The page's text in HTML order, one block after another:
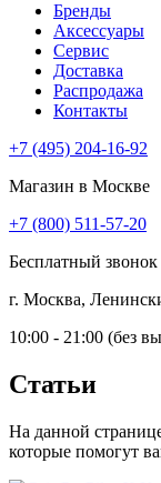
Бренды
Аксессуары
Сервис
Доставка
Распродажа
Контакты
+7 (495) 204-16-92
Магазин в Москве
+7 (800) 511-57-20
Бесплатный звонок
г. Москва,
10:00 - 21:00 (без
Статьи
На данной
которые помогут